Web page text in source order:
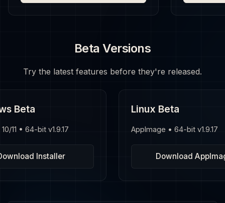
Beta Versions
Try the latest features before they're released.
Beta
11 • 64-bit v1.9.17
Installer
Linux Beta
AppImage • 64-bit v1.9.17
Download